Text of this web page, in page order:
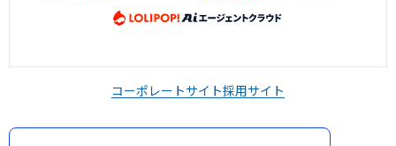
コーポレートサイト採用サイト